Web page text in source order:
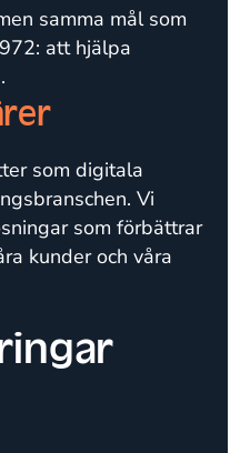
samma mål som
att hjälpa
som digitala
Vi
som förbättrar
kunder och våra